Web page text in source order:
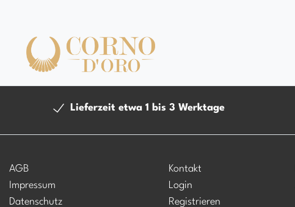
Lieferzeit etwa 1 bis 3 Werktage
AGB
Impressum
Datenschutz
Kontakt
Login
Registrieren